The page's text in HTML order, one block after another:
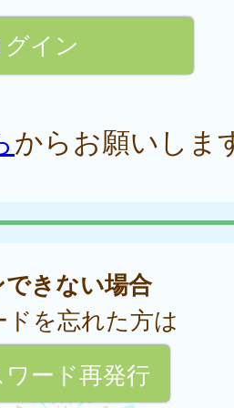
からお願いしま
できない場合
ドを忘れた方は
ード再発行